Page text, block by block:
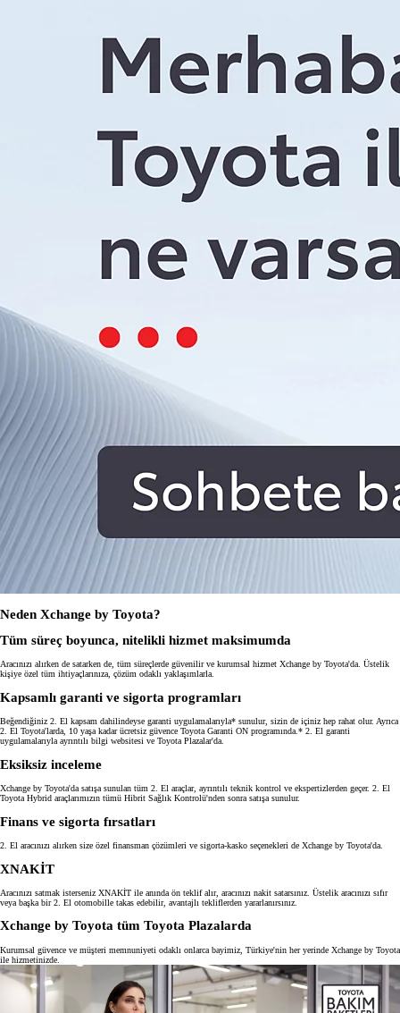
Neden Xchange by Toyota?
Tüm süreç boyunca, nitelikli hizmet maksimumda
Aracınızı alırken de satarken de, tüm süreçlerde güvenilir ve kurumsal hizmet Xchange by Toyota'da. Üstelik
kişiye özel tüm ihtiyaçlarınıza, çözüm odaklı yaklaşımlarla.
Kapsamlı garanti ve sigorta programları
Beğendiğiniz 2. El kapsam dahilindeyse garanti uygulamalarıyla* sunulur, sizin de içiniz hep rahat olur. Ayrıca
2. El Toyota'larda, 10 yaşa kadar ücretsiz güvence Toyota Garanti ON programında.* 2. El garanti
uygulamalarıyla ayrıntılı bilgi websitesi ve Toyota Plazalar'da.
Eksiksiz inceleme
Xchange by Toyota'da satışa sunulan tüm 2. El araçlar, ayrıntılı teknik kontrol ve ekspertizlerden geçer. 2. El
Toyota Hybrid araçlarımızın tümü Hibrit Sağlık Kontrolü'nden sonra satışa sunulur.
Finans ve sigorta fırsatları
2. El aracınızı alırken size özel finansman çözümleri ve sigorta-kasko seçenekleri de Xchange by Toyota'da.
XNAKİT
Aracınızı satmak isterseniz XNAKİT ile anında ön teklif alır, aracınızı nakit satarsınız. Üstelik aracınızı sıfır
veya başka bir 2. El otomobille takas edebilir, avantajlı tekliflerden yararlanırsınız.
Xchange by Toyota tüm Toyota Plazalarda
Kurumsal güvence ve müşteri memnuniyeti odaklı onlarca bayimiz, Türkiye'nin her yerinde Xchange by Toyota
ile hizmetinizde.